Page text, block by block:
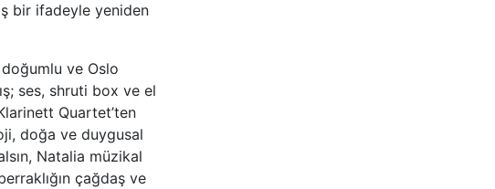
bir ifadeyle yeniden
ve Oslo
ses, shruti box ve el
Quartet’ten
doğa ve duygusal
Natalia müzikal
çağdaş ve